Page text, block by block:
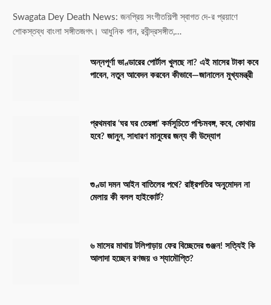
Swagata Dey Death News: জনপ্রিয় সংগীতশিল্পী স্বাগত দে-র প্রয়াণে
শোকস্তব্ধ বাংলা সঙ্গীতজগৎ। আধুনিক গান, রবীন্দ্রসঙ্গীত,…
অন্নপূর্ণা ভাণ্ডারের পোর্টাল খুলছে না? এই মাসের টাকা কবে
পাবেন, নতুন আবেদন করবেন কীভাবে—জানালেন মুখ্যমন্ত্রী
প্রথমবার ‘ঘর ঘর তেরঙ্গা’ কর্মসূচিতে পশ্চিমবঙ্গ, কবে, কোথায়
হবে? জানুন, সাধারণ মানুষের জন্য কী উদ্যোগ
গুণ্ডা দমন আইন বাতিলের পথে? রাষ্ট্রপতির অনুমোদন না
মেলায় কী বলল হাইকোর্ট?
৬ মাসের মাথায় টলিপাড়ায় ফের বিচ্ছেদের গুঞ্জন! সত্যিই কি
আলাদা হচ্ছেন রণজয় ও শ্যামৌপ্তি?